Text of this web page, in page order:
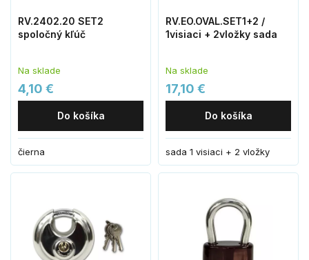
RV.2402.20 SET2
spoločný kľúč
Na sklade
4,10 €
Do košíka
čierna
RV.EO.OVAL.SET1+2 /
1visiaci + 2vložky sada
Na sklade
17,10 €
Do košíka
sada 1 visiaci + 2 vložky